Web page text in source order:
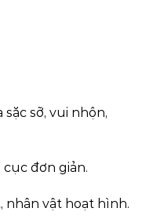
sỡ, vui nhộn,
đơn giản.
vật hoạt hình.